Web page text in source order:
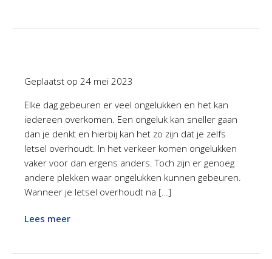
Geplaatst op 24 mei 2023
Elke dag gebeuren er veel ongelukken en het kan
iedereen overkomen. Een ongeluk kan sneller gaan
dan je denkt en hierbij kan het zo zijn dat je zelfs
letsel overhoudt. In het verkeer komen ongelukken
vaker voor dan ergens anders. Toch zijn er genoeg
andere plekken waar ongelukken kunnen gebeuren.
Wanneer je letsel overhoudt na […]
Lees meer